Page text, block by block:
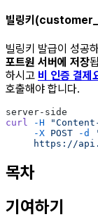
빌링키
빌링키 발급이 성공
포트원 서버에 저장
하시고 비 인증 결
호출해야 합니다.
server-side
curl
-H
     -X
POST -d
https://
목차
기여하기